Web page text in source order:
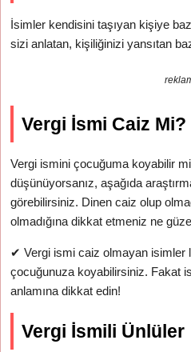
İsimler kendisini taşıyan kişiye
sizi anlatan, kişiliğinizi yansıtan
Vergi İsmi Caiz Mi?
Vergi ismini çocuğuma koyabilir
düşünüyorsanız, aşağıda
görebilirsiniz. Dinen caiz olup
olmadığına dikkat etmeniz ne
✔ Vergi ismi caiz olmayan isimler
çocuğunuza koyabilirsiniz. Fakat
anlamına dikkat edin!
Vergi İsmili Ünlüler